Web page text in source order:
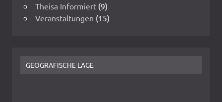
Theisa Informiert (9)
Veranstaltungen (15)
GEOGRAFISCHE LAGE